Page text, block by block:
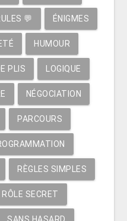
💬 ÉNIGMES
HUMOUR
PLIS LOGIQUE
NÉGOCIATION
PARCOURS
RÈGLES SIMPLES
RÔLE SECRET